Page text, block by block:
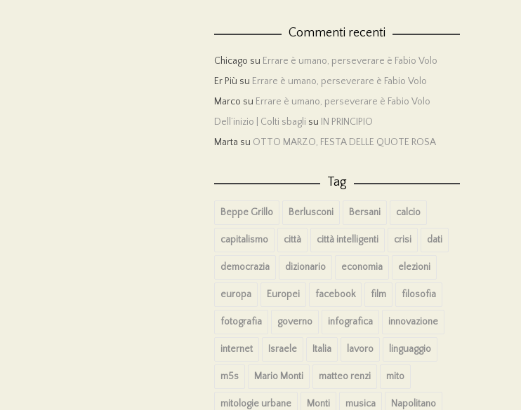
Commenti recenti
Chicago su Errare è umano, perseverare è Fabio Volo
Er Più su Errare è umano, perseverare è Fabio Volo
Marco su Errare è umano, perseverare è Fabio Volo
Dell’inizio | Colti sbagli su IN PRINCIPIO
Marta su OTTO MARZO, FESTA DELLE QUOTE ROSA
Tag
Beppe Grillo Berlusconi Bersani calcio
capitalismo città città intelligenti crisi dati
democrazia dizionario economia elezioni
europa Europei facebook film filosofia
fotografia governo infografica innovazione
internet Israele Italia lavoro linguaggio
m5s Mario Monti matteo renzi mito
mitologie urbane Monti musica Napolitano